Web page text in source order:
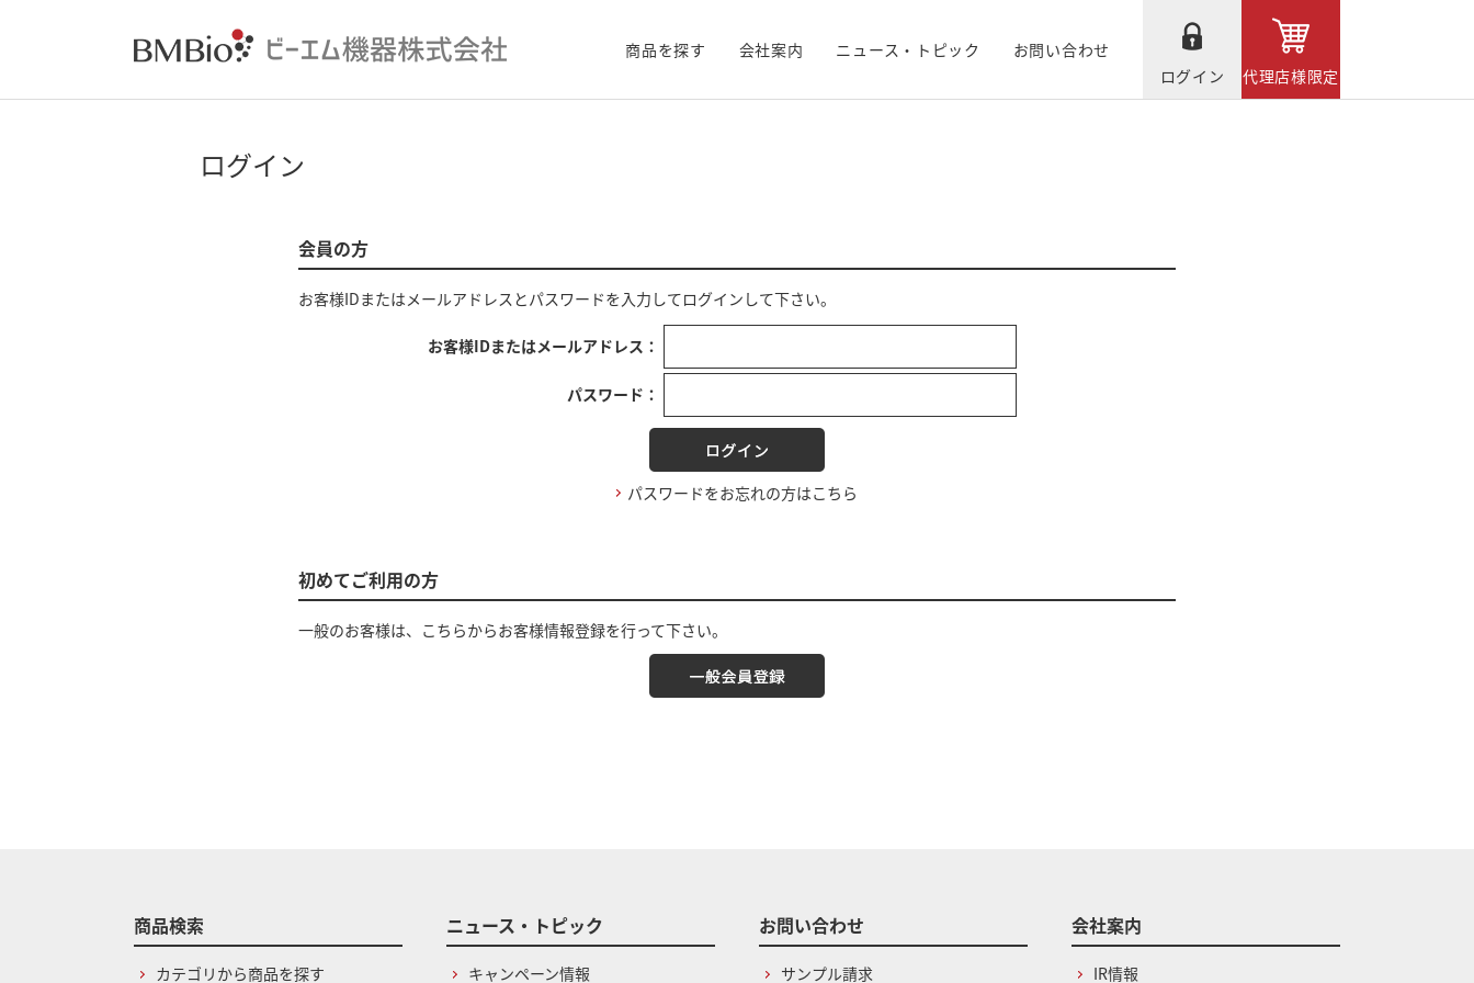
商品を探す 会社案内 ニュース・トピック
お問い合わせ
ログイン
代理店様限定
ログイン
会員の方
お客様IDまたはメールアドレス とパスワードを入力してログインして下さい。
お客様IDまたはメールアドレス：
パスワード：
パスワードをお忘れの方はこちら
初めてご利用の方
一般のお客様は、こちらからお客様情報登録を行って下さい。
商品検索
カテゴリから商品を探す
ニュース・トピック
キャンペーン情報
お問い合わせ
サンプル請求
会社案内
IR情報